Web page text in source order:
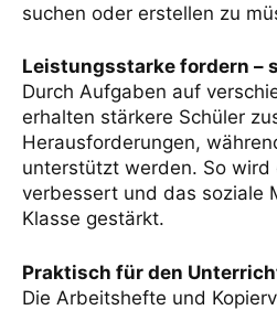
suchen oder erstellen zu
Leistungsstarke fordern –
Durch Aufgaben auf
erhalten stärkere Schüler
Herausforderungen,
unterstützt werden. So wird
verbessert und das soziale
Klasse gestärkt.
Praktisch für den
Die Arbeitshefte und